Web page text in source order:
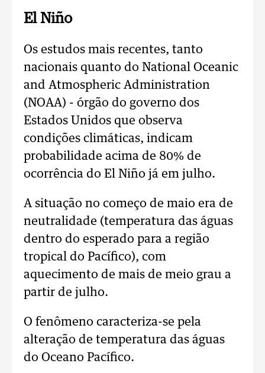
El Niño
Os estudos mais recentes, tanto
nacionais quanto do National Oceanic
and Atmospheric Administration
(NOAA) - órgão do governo dos
Estados Unidos que observa
condições climáticas, indicam
probabilidade acima de 80% de
ocorrência do El Niño já em julho.
A situação no começo de maio era de
neutralidade (temperatura das águas
dentro do esperado para a região
tropical do Pacífico), com
aquecimento de mais de meio grau a
partir de julho.
O fenômeno caracteriza-se pela
alteração de temperatura das águas
do Oceano Pacífico.